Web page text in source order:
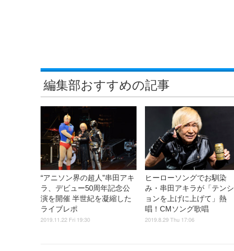
編集部おすすめの記事
“アニソン界の超人”串田アキ
ラ、デビュー50周年記念公
演を開催 半世紀を凝縮した
ライブレポ
2019.11.22 Fri 19:30
ヒーローソングでお馴染
み・串田アキラが「テンシ
ョンを上げに上げて」熱
唱！CMソング歌唱
2019.8.29 Thu 17:06